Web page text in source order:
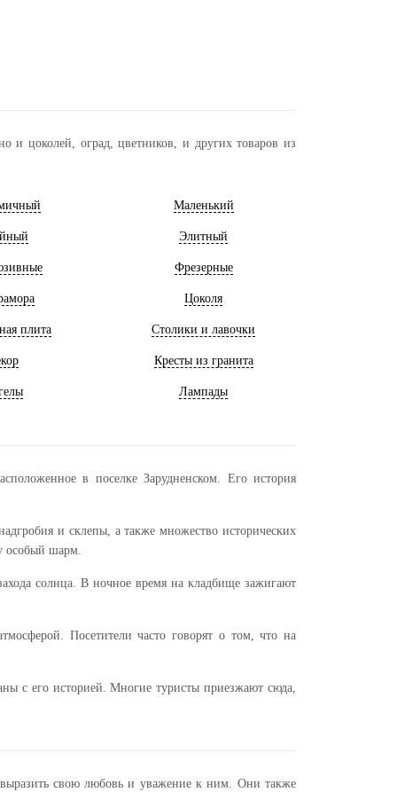
и цоколей, оград, цветников, и других товаров из
Маленький
Элитный
Фрезерные
Цоколя
плита Столики и лавочки
Кресты из гранита
Лампады
в поселке Зарудненском. Его история
и склепы, а также множество исторических
особый шарм.
солнца. В ночное время на кладбище зажигают
Посетители часто говорят о том, что на
с его историей. Многие туристы приезжают сюда,
свою любовь и уважение к ним. Они также